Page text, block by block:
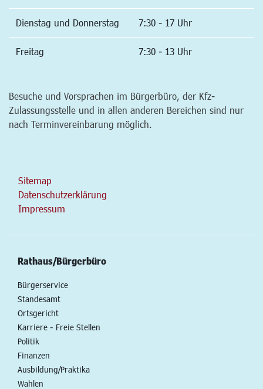
Dienstag und Donnerstag 7:30 - 17 Uhr
Freitag 7:30 - 13 Uhr
Besuche und Vorsprachen im Bürgerbüro, der Kfz-
Zulassungsstelle und in allen anderen Bereichen sind nur
nach Terminvereinbarung möglich.
Sitemap
Datenschutzerklärung
Impressum
Rathaus/Bürgerbüro
Bürgerservice
Standesamt
Ortsgericht
Karriere - Freie Stellen
Politik
Finanzen
Ausbildung/Praktika
Wahlen